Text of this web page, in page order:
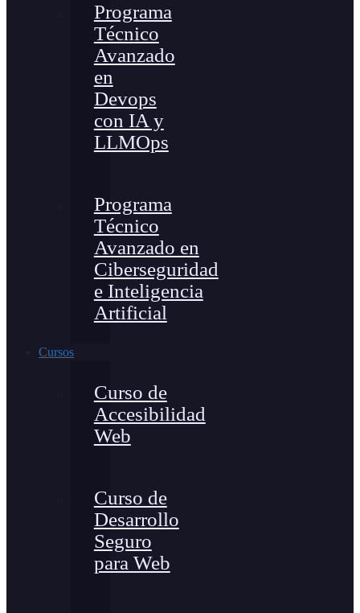
Programa
Técnico
Avanzado
en
Devops
con IA y
LLMOps
Programa
Técnico
Avanzado en
Ciberseguridad
e Inteligencia
Artificial
Cursos
Curso de
Accesibilidad
Web
Curso de
Desarrollo
Seguro
para Web